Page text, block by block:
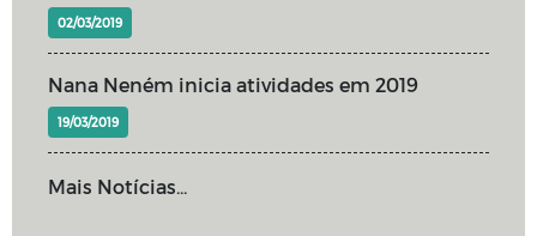
02/03/2019
Nana Neném inicia atividades em 2019
19/03/2019
Mais Notícias...